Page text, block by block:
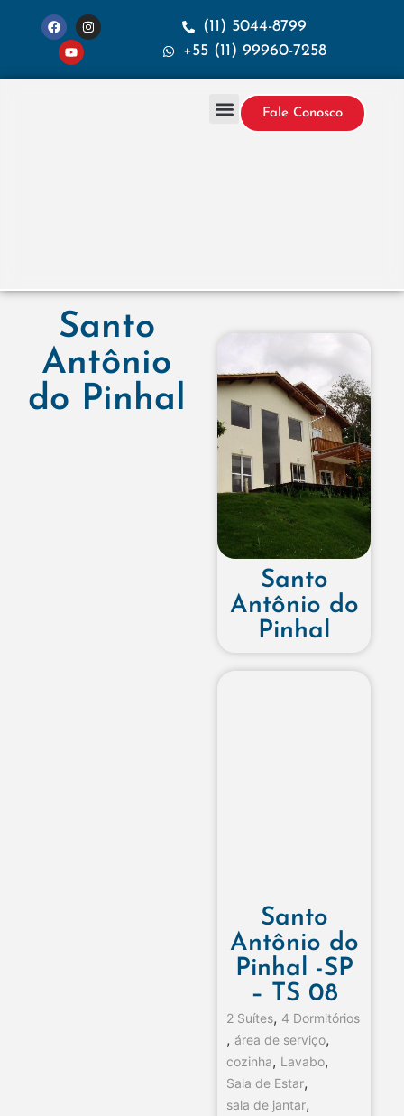
(11) 5044-8799
+55 (11) 99960-7258
Fale Conosco
Santo
Antônio
do Pinhal
Santo
Antônio do
Pinhal
Santo
Antônio do
Pinhal -SP
– TS 08
2 Suítes, 4 Dormitórios
, área de serviço,
cozinha, Lavabo,
Sala de Estar,
sala de jantar,